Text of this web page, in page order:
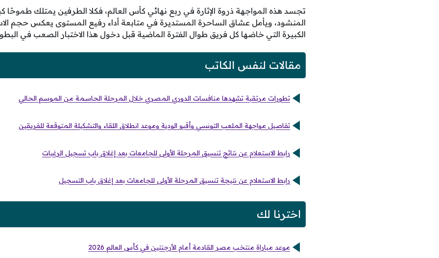
تجسد هذه المواجهة ذروة الإثارة في ربع نهائي كأس العالم، فكلا الطرفين يمتلك طموحًا
المنشود، ويأمل عشاق الساحرة المستديرة في متابعة أداء رفيع المستوى يعكس حجم
الكبيرة التي خاضها كل فريق طوال الفترة الماضية قبل دخول هذا الاختبار الصعب في
مقالات لنفس الكاتب
تطورات مرتقبة تشهدها منافسات الدوري المصري خلال المرحلة الحاسمة من الموسم الحالي
تفاصيل مواجهة الملعب التونسي وأقبو الودية وموعد انطلاق اللقاء والتشكيلة المتوقعة للفريقين
رابط الاستعلام عن نتائج تنسيق المرحلة الأولى للجامعات بعد إغلاق باب تسجيل الرغبات
رابط الاستعلام عن نتيجة تنسيق المرحلة الأولى للجامعات بعد إغلاق باب التسجيل
اخترنا لك
موعد مباراة منتخب مصر القادمة أمام الأرجنتين في كأس العالم 2026